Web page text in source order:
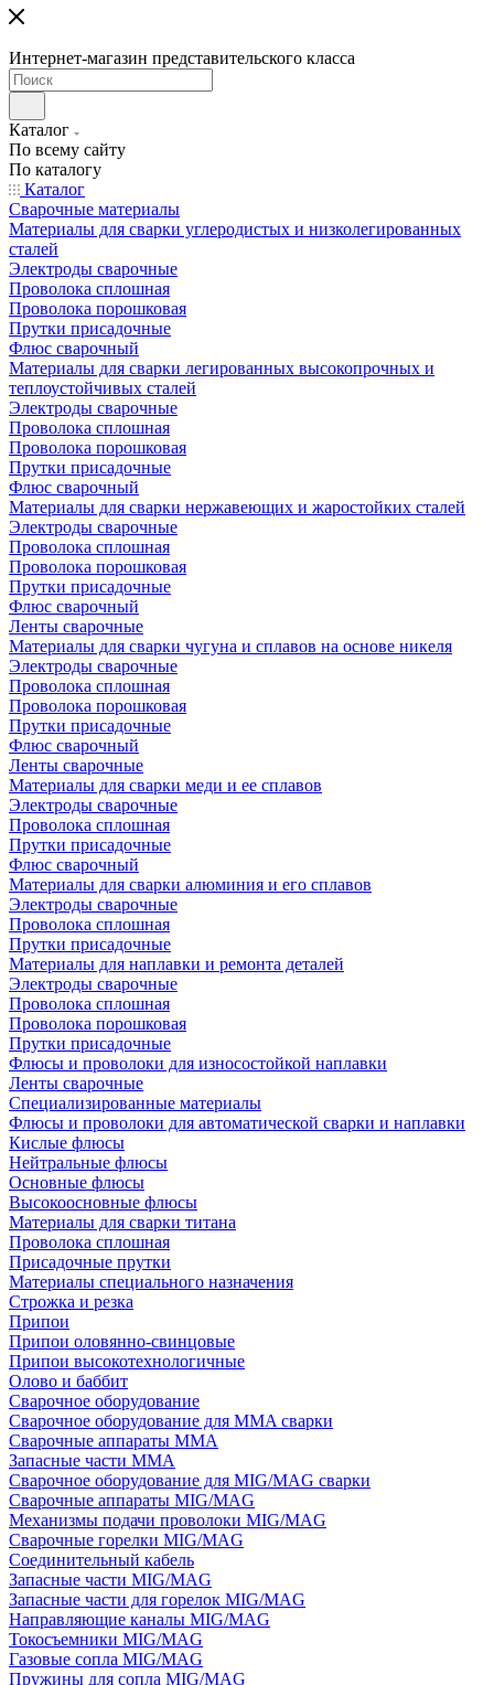
Интернет-магазин представительского класса
Каталог
По всему сайту
По каталогу
Каталог
Сварочные материалы
Материалы для сварки углеродистых и низколегированных
сталей
Электроды сварочные
Проволока сплошная
Проволока порошковая
Прутки присадочные
Флюс сварочный
Материалы для сварки легированных высокопрочных и
теплоустойчивых сталей
Электроды сварочные
Проволока сплошная
Проволока порошковая
Прутки присадочные
Флюс сварочный
Материалы для сварки нержавеющих и жаростойких сталей
Электроды сварочные
Проволока сплошная
Проволока порошковая
Прутки присадочные
Флюс сварочный
Ленты сварочные
Материалы для сварки чугуна и сплавов на основе никеля
Электроды сварочные
Проволока сплошная
Проволока порошковая
Прутки присадочные
Флюс сварочный
Ленты сварочные
Материалы для сварки меди и ее сплавов
Электроды сварочные
Проволока сплошная
Прутки присадочные
Флюс сварочный
Материалы для сварки алюминия и его сплавов
Электроды сварочные
Проволока сплошная
Прутки присадочные
Материалы для наплавки и ремонта деталей
Электроды сварочные
Проволока сплошная
Проволока порошковая
Прутки присадочные
Флюсы и проволоки для износостойкой наплавки
Ленты сварочные
Специализированные материалы
Флюсы и проволоки для автоматической сварки и наплавки
Кислые флюсы
Нейтральные флюсы
Основные флюсы
Высокоосновные флюсы
Материалы для сварки титана
Проволока сплошная
Присадочные прутки
Материалы специального назначения
Строжка и резка
Припои
Припои оловянно-свинцовые
Припои высокотехнологичные
Олово и баббит
Сварочное оборудование
Сварочное оборудование для MMA сварки
Сварочные аппараты MMA
Запасные части MMA
Сварочное оборудование для MIG/MAG сварки
Сварочные аппараты MIG/MAG
Механизмы подачи проволоки MIG/MAG
Сварочные горелки MIG/MAG
Соединительный кабель
Запасные части MIG/MAG
Запасные части для горелок MIG/MAG
Направляющие каналы MIG/MAG
Токосъемники MIG/MAG
Газовые сопла MIG/MAG
Пружины для сопла MIG/MAG